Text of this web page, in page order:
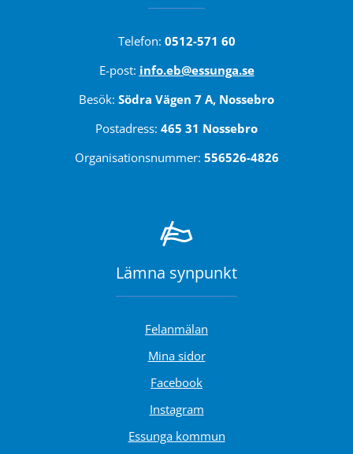
Telefon: 0512-571 60
E-post: info.eb@essunga.se
Besök: Södra Vägen 7 A, Nossebro
Postadress: 465 31 Nossebro
Organisationsnummer: 556526-4826
Lämna synpunkt
Felanmälan
Mina sidorLänk till annan webbplats.
FacebookLänk till annan webbplats.
InstagramLänk till annan webbplats.
Essunga kommun